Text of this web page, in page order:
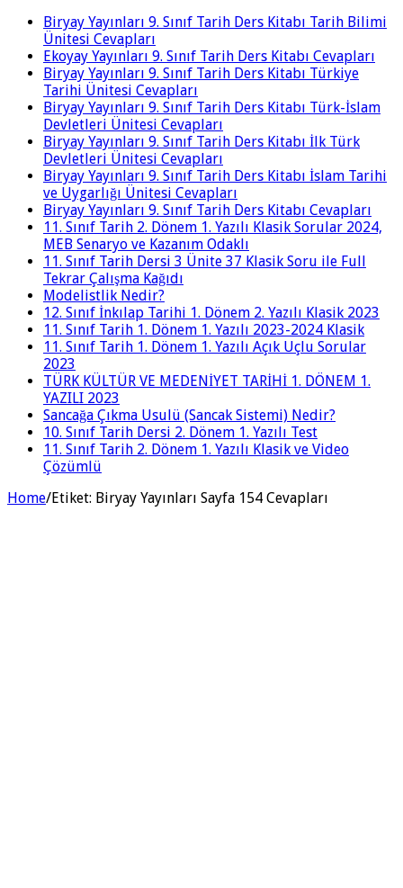
Biryay Yayınları 9. Sınıf Tarih Ders Kitabı Tarih Bilimi
Ünitesi Cevapları
Ekoyay Yayınları 9. Sınıf Tarih Ders Kitabı Cevapları
Biryay Yayınları 9. Sınıf Tarih Ders Kitabı Türkiye
Tarihi Ünitesi Cevapları
Biryay Yayınları 9. Sınıf Tarih Ders Kitabı Türk-İslam
Devletleri Ünitesi Cevapları
Biryay Yayınları 9. Sınıf Tarih Ders Kitabı İlk Türk
Devletleri Ünitesi Cevapları
Biryay Yayınları 9. Sınıf Tarih Ders Kitabı İslam Tarihi
ve Uygarlığı Ünitesi Cevapları
Biryay Yayınları 9. Sınıf Tarih Ders Kitabı Cevapları
11. Sınıf Tarih 2. Dönem 1. Yazılı Klasik Sorular 2024,
MEB Senaryo ve Kazanım Odaklı
11. Sınıf Tarih Dersi 3 Ünite 37 Klasik Soru ile Full
Tekrar Çalışma Kağıdı
Modelistlik Nedir?
12. Sınıf İnkılap Tarihi 1. Dönem 2. Yazılı Klasik 2023
11. Sınıf Tarih 1. Dönem 1. Yazılı 2023-2024 Klasik
11. Sınıf Tarih 1. Dönem 1. Yazılı Açık Uçlu Sorular
2023
TÜRK KÜLTÜR VE MEDENİYET TARİHİ 1. DÖNEM 1.
YAZILI 2023
Sancağa Çıkma Usulü (Sancak Sistemi) Nedir?
10. Sınıf Tarih Dersi 2. Dönem 1. Yazılı Test
11. Sınıf Tarih 2. Dönem 1. Yazılı Klasik ve Video
Çözümlü
Home/Etiket: Biryay Yayınları Sayfa 154 Cevapları